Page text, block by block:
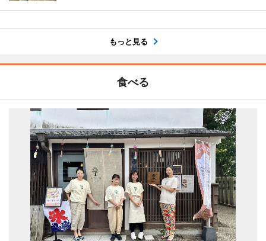
もっと見る
食べる